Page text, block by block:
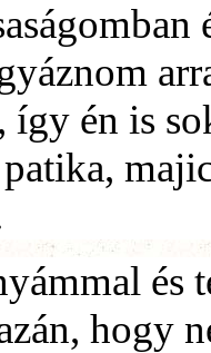
én is
és
hogy